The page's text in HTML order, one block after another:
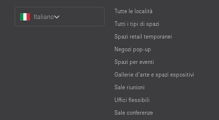
Language
Italiano
Tutte le località
Tutti i tipi di spazi
Spazi retail temporanei
Negozi pop-up
Spazi per eventi
Gallerie d’arte e spazi espositivi
Sale riunioni
Uffici flessibili
Sale conferenze